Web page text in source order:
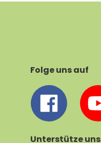
Folge uns auf
Unterstütze uns